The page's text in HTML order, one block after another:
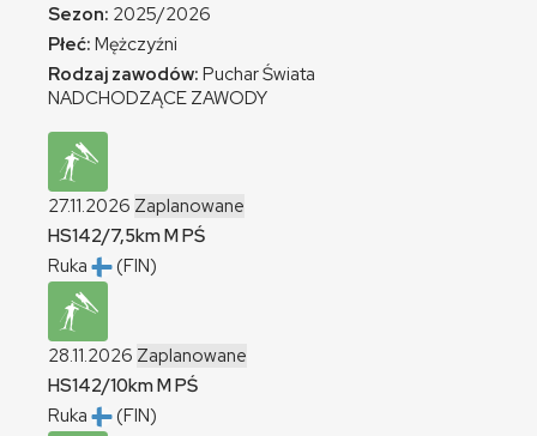
Sezon: 2025/2026
Płeć: Mężczyźni
Rodzaj zawodów: Puchar Świata
NADCHODZĄCE ZAWODY
27.11.2026 Zaplanowane
HS142/7,5kmMPŚ
Ruka
(FIN)
28.11.2026 Zaplanowane
HS142/10kmMPŚ
Ruka
(FIN)